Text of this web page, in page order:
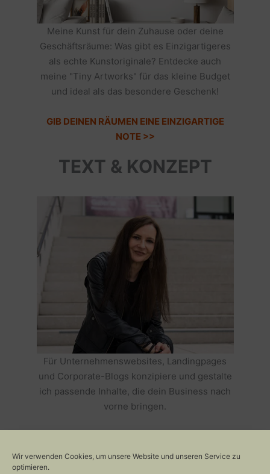
Wir verwenden Cookies, um unsere Website und unseren Service zu
optimieren.
Meine Kunst für dein Zuhause oder deine
Geschäftsräume: Was gibt es Einzigartigeres
als echte Kunstoriginale? Entdecke auch
meine "Tiny Artworks" für das kleine Budget
und ideal als das besondere Geschenk!
GIB DEINEN RÄUMEN EINE EINZIGARTIGE
NOTE >>
TEXT & KONZEPT
Für Unternehmenswebsites, Landingpages
und Corporate-Blogs konzipiere und gestalte
ich passende Inhalte, die dein Business nach
vorne bringen.
ERFOLGREICH MACHEN >>